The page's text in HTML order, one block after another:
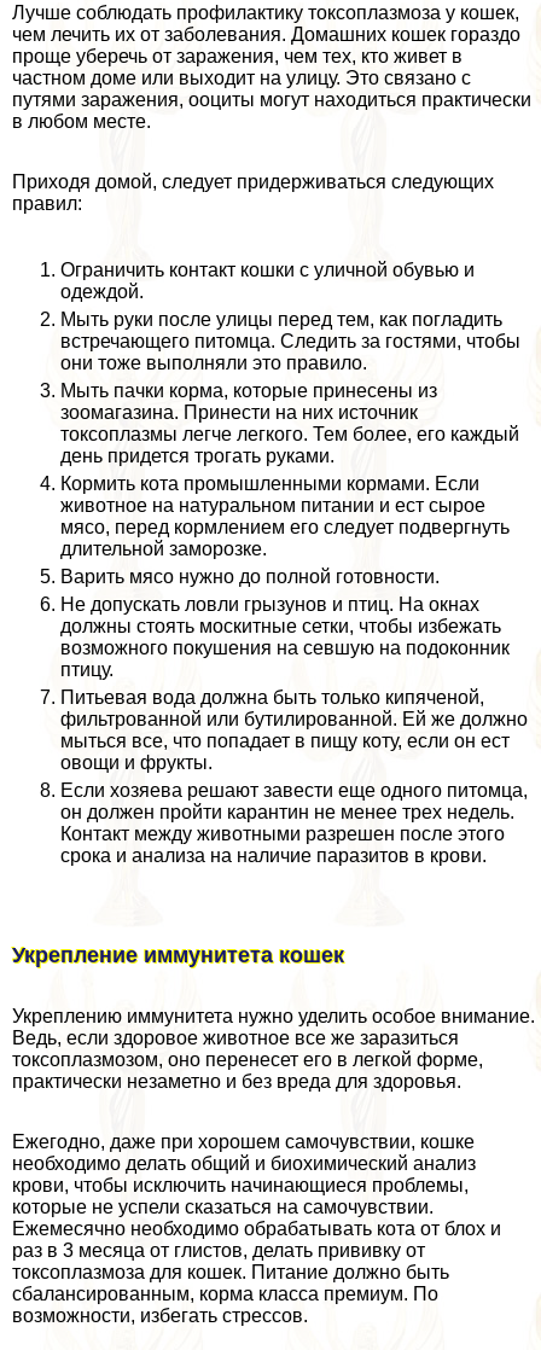
Лучше соблюдать профилактику токсоплазмоза у кошек,
чем лечить их от заболевания. Домашних кошек гораздо
проще уберечь от заражения, чем тех, кто живет в
частном доме или выходит на улицу. Это связано с
путями заражения, ооциты могут находиться пpaктически
в любом месте.
Приходя домой, следует придерживаться следующих
правил:
Ограничить контакт кошки с уличной обувью и
одеждой.
Мыть руки после улицы перед тем, как погладить
встречающего питомца. Следить за гостями, чтобы
они тоже выполняли это правило.
Мыть пачки корма, которые принесены из
зоомагазина. Принести на них источник
токсоплазмы легче легкого. Тем более, его каждый
день придется трогать руками.
Кормить кота промышленными кормами. Если
животное на натуральном питании и ест сырое
мясо, перед кормлением его следует подвергнуть
длительной заморозке.
Варить мясо нужно до полной готовности.
Не допускать ловли грызунов и птиц. На окнах
должны стоять москитные сетки, чтобы избежать
возможного покушения на севшую на подоконник
птицу.
Питьевая вода должна быть только кипяченой,
фильтрованной или бутилированной. Ей же должно
мыться все, что попадает в пищу коту, если он ест
овощи и фрукты.
Если хозяева решают завести еще одного питомца,
он должен пройти карантин не менее трех недель.
Контакт между животными разрешен после этого
срока и анализа на наличие паразитов в крови.
Укрепление иммунитета кошек
Укреплению иммунитета нужно уделить особое внимание.
Ведь, если здоровое животное все же заразиться
токсоплазмозом, оно перенесет его в легкой форме,
пpaктически незаметно и без вреда для здоровья.
Ежегодно, даже при хорошем самочувствии, кошке
необходимо делать общий и биохимический анализ
крови, чтобы исключить начинающиеся проблемы,
которые не успели сказаться на самочувствии.
Ежемecячно необходимо обpaбатывать кота от блох и
раз в 3 месяца от глистов, делать прививку от
токсоплазмоза для кошек. Питание должно быть
сбалансированным, корма класса премиум. По
возможности, избегать стрессов.